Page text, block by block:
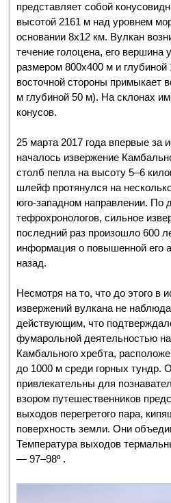
представляет собой
высотой 2161 м над уровнем
основании 8х12 км. Вулкан
течение голоцена, его вершина
размером 800х400 м и глубиной
восточной стороны примыкает
м глубиной 50 м). На склонах
конусов.
25 марта 2017 года впервые за
началось извержение
столб пепла на высоту 5–6
шлейф протянулся на
юго-западном направлении. По
тефрохронологов, сильное
последний раз произошло 600
информация о повышенной его
назад.
Несмотря на то, что до этого в
извержений вулкана не
действующим, что
фумарольной деятельностью
Камбального хребта,
до 1000 м среди горных тундр.
привлекательны для
взором путешественников
выходов перегретого пара,
поверхность земли. Они
Температура выходов
— 97–98º .